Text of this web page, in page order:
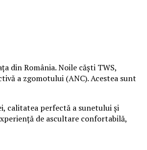
din România. Noile căști TWS,
a zgomotului (ANC). Acestea sunt
calitatea perfectă a sunetului și
de ascultare confortabilă,